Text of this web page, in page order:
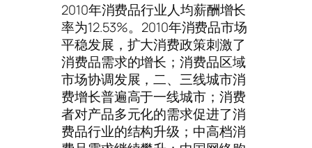
2010年消费品行业人均薪酬增长
率为12.53%。2010年消费品市场
平稳发展，扩大消费政策刺激了
消费品需求的增长；消费品区域
市场协调发展，二、三线城市消
费增长普遍高于一线城市；消费
者对产品多元化的需求促进了消
费品行业的结构升级；中高档消